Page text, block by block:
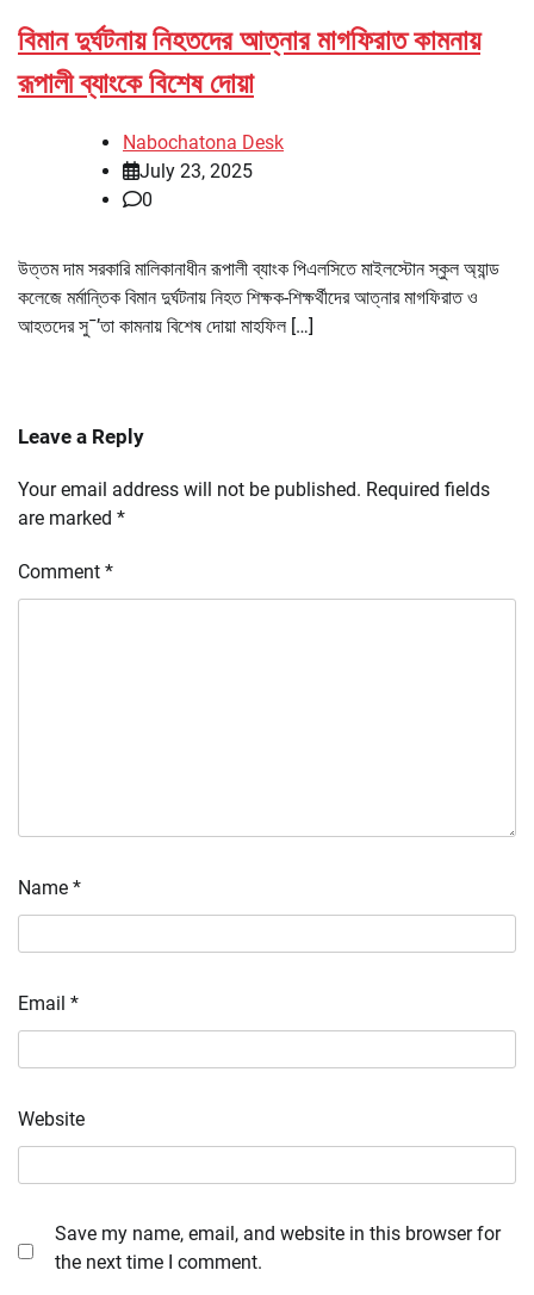
বিমান দুর্ঘটনায় নিহতদের আত্নার মাগফিরাত কামনায়
রূপালী ব্যাংকে বিশেষ দোয়া
Nabochatona Desk
July 23, 2025
0
উত্তম দাম সরকারি মালিকানাধীন রূপালী ব্যাংক পিএলসিতে মাইলস্টোন স্কুল অ্যান্ড
কলেজে মর্মান্তিক বিমান দুর্ঘটনায় নিহত শিক্ষক-শিক্ষর্থীদের আত্নার মাগফিরাত ও
আহতদের সু¯’তা কামনায় বিশেষ দোয়া মাহফিল […]
Leave a Reply
Your email address will not be published. Required fields
are marked *
Comment *
Name *
Email *
Website
Save my name, email, and website in this browser for
the next time I comment.